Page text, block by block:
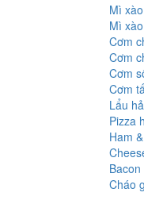
Mì
Mì
Cơm
Cơm
Cơm
Cơm
Lẩu
Pizza
Ham
Cháo